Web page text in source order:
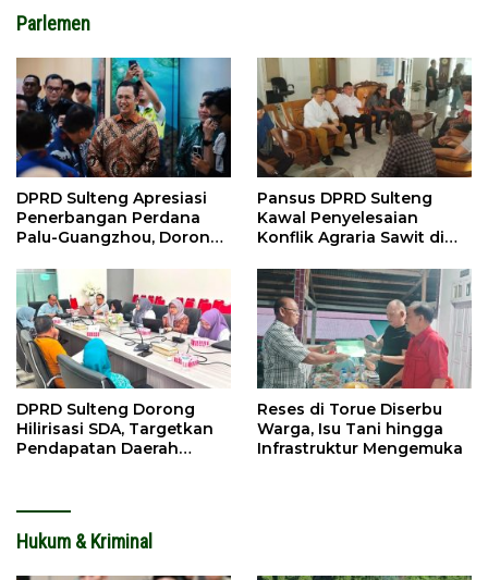
Parlemen
DPRD Sulteng Apresiasi
Penerbangan Perdana
Palu-Guangzhou, Dorong
Pansus DPRD Sulteng
Kawal Penyelesaian
Konflik Agraria Sawit di
DPRD Sulteng Dorong
Hilirisasi SDA, Targetkan
Pendapatan Daerah
Reses di Torue Diserbu
Warga, Isu Tani hingga
Infrastruktur Mengemuka
Hukum & Kriminal